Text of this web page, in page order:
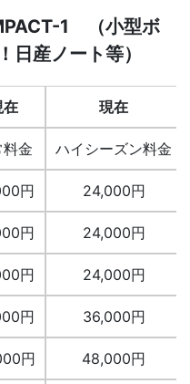
1 （小型ボ
日産ノート等）
在
金
円
円
円
円
円
現在
ハイシーズン料金
24,000円
24,000円
24,000円
36,000円
48,000円